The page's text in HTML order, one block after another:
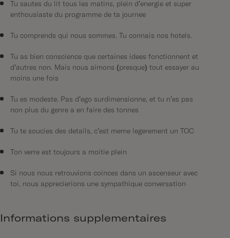
Tu sautes du lit tous les matins, plein d’énergie et super
enthousiaste du programme de ta journée
Tu comprends qui nous sommes. Tu connais nos hôtels.
Tu as bien conscience que certaines idées fonctionnent et
d’autres non. Mais nous aimons (presque) tout essayer au
moins une fois
Tu es modeste. Pas d’égo surdimensionné, et tu n’es pas
non plus du genre à en faire des tonnes
Tu te soucies des détails, c’est même légèrement un TOC
Ton verre est toujours à moitié plein
Si nous nous retrouvions coincés dans un ascenseur avec
toi, nous apprécierions une sympathique conversation
Informations supplémentaires